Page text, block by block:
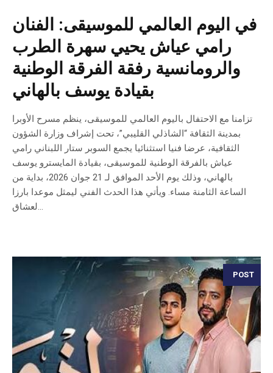
في اليوم العالمي للموسيقى: الفنان
رامي عياش يحيي سهرة الطرب
والرومانسية رفقة الفرقة الوطنية
بقيادة يوسف بالهاني
تزامنا مع الاحتفال باليوم العالمي للموسيقى، ينظم مسرح الأوبرا
بمدينة الثقافة “الشاذلي القليبي”، تحت إشراف وزارة الشؤون
الثقافية، عرضا فنيا استثنائيا يجمع السوبر ستار اللبناني رامي
عياش بالفرقة الوطنية للموسيقى، بقيادة المايسترو يوسف
بالهاني، وذلك يوم الأحد الموافق لـ 21 جوان 2026، بداية من
الساعة الثامنة مساء. ويأتي هذا الحدث الفني ليمثل موعدا بارزا
لعشاق...
POST